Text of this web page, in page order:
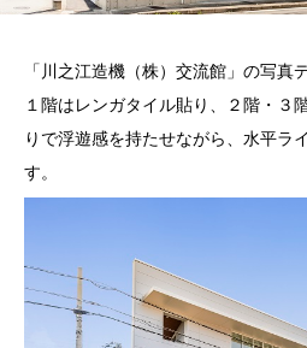
「川之江造機（株）交流館」の写真
１階はレンガタイル貼り、２階・３
りで浮遊感を持たせながら、水平ラ
す。